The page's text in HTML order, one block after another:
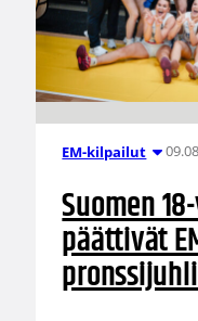
EM-kilpailut
Suomen
päättivät